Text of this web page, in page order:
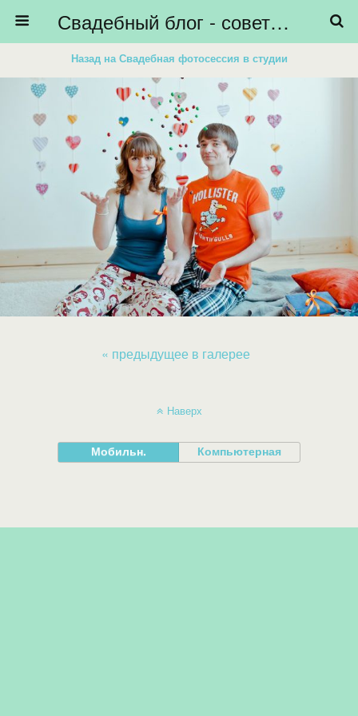
Свадебный блог - советы невестам, подготовка к свадьбе - HiBride
Назад на Свадебная фотосессия в студии
« предыдущее в галерее
Наверх
Мобильн. Компьютерная